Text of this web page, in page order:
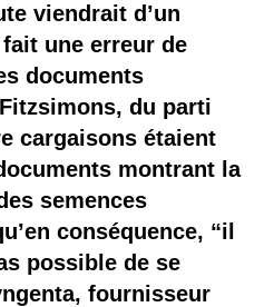
viendrait d’un
une erreur de
documents
du parti
cargaisons étaient
montrant la
semences
conséquence, “il
possible de se
fournisseur